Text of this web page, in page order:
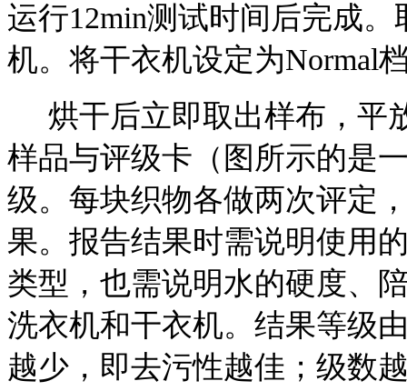
运行12min测试时间后完成
机。将干衣机设定为Normal
烘干后立即取出样布，平
样品与评级卡（图所示的是
级。每块织物各做两次评定
果。报告结果时需说明使用
类型，也需说明水的硬度、
洗衣机和干衣机。结果等级
越少，即去污性越佳；级数